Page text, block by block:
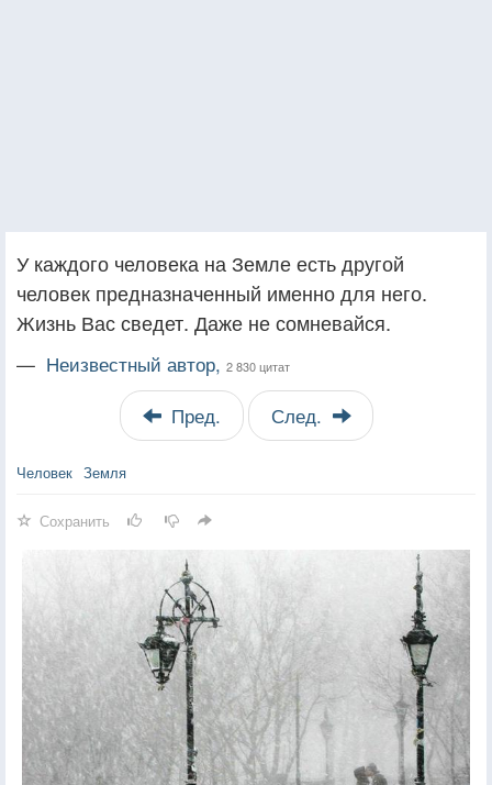
У каждого человека на Земле есть другой
человек предназначенный именно для него.
Жизнь Вас сведет. Даже не сомневайся.
— Неизвестный автор, 2 830 цитат
Пред. След.
Человек Земля
Сохранить